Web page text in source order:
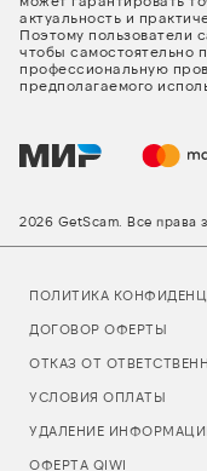
актуальность и
Поэтому пользователи
чтобы самостоятельно
профессиональную
предполагаемого
2026 GetScam. Все права
ПОЛИТИКА
ДОГОВОР ОФЕРТЫ
ОТКАЗ ОТ
УСЛОВИЯ ОПЛАТЫ
УДАЛЕНИЕ
ОФЕРТА QIWI